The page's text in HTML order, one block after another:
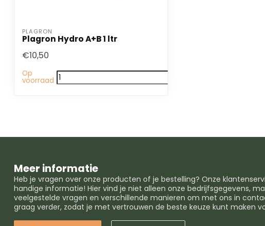
PLAGRON
Plagron Hydro A+B 1 ltr
€10,50
Op
voorraad
Meer informatie
Heb je vragen over onze producten of je bestelling? Onze
handige informatie! Hier vind je niet alleen onze bedrijfsgegevens,
veelgestelde vragen en verschillende manieren om met ons in
graag verder, zodat je met vertrouwen de beste keuze kunt maken